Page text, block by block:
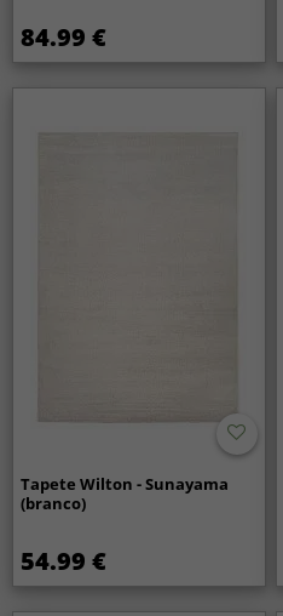
84.99 €
Tapete Wilton - Sunayama
(branco)
54.99 €